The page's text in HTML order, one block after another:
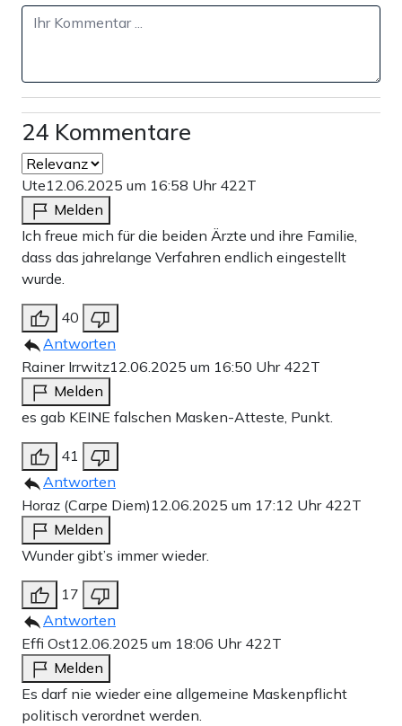
24 Kommentare
Ute12.06.2025 um 16:58 Uhr 422T
Melden
Ich freue mich für die beiden Ärzte und ihre Familie,
dass das jahrelange Verfahren endlich eingestellt
wurde.
40
Antworten
Rainer Irrwitz12.06.2025 um 16:50 Uhr 422T
Melden
es gab KEINE falschen Masken-Atteste, Punkt.
41
Antworten
Horaz (Carpe Diem) 12.06.2025 um 17:12 Uhr 422T
Melden
Wunder gibt’s immer wieder.
17
Antworten
Effi Ost12.06.2025 um 18:06 Uhr 422T
Melden
Es darf nie wieder eine allgemeine Maskenpflicht
politisch verordnet werden.